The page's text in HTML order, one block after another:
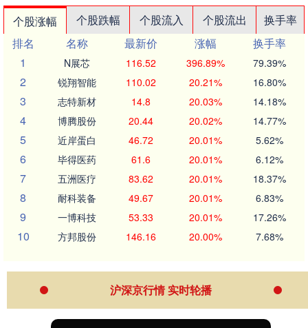
个股涨幅 个股跌幅 个股流入 个股流出
换手率
排名
名称 最新价 涨幅
换手率
1
N展芯 116.52 396.89% 79.39%
2 锐翔智能 110.02 20.21% 16.80%
3 志特新材 14.8 20.03% 14.18%
4 博腾股份 20.44 20.02% 14.77%
5 近岸蛋白 46.72 20.01% 5.62%
6 毕得医药 61.6 20.01% 6.12%
7 五洲医疗 83.62 20.01% 18.37%
8 耐科装备 49.67 20.01% 6.83%
9 一博科技 53.33 20.01% 17.26%
10 方邦股份 146.16 20.00% 7.68%
沪深京行情 实时轮播